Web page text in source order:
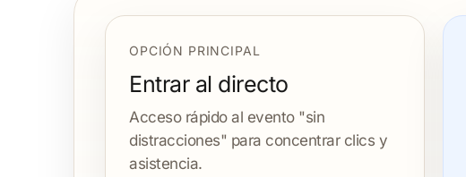
OPCIÓN PRINCIPAL
Entrar al directo
Acceso rápido al evento "sin
distracciones" para concentrar clics y
asistencia.